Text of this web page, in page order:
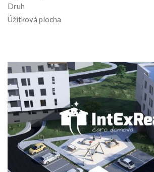
Druh
Úžitková plocha